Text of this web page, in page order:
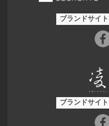
ブランドサイト
ブランドサイト